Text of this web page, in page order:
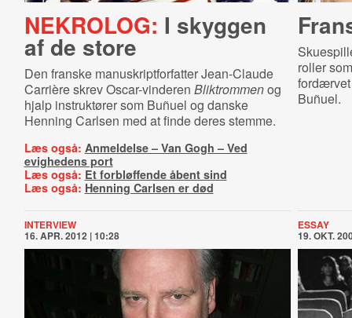
NEKROLOG: I skyggen
af de store
Den franske manuskriptforfatter Jean-Claude
Carrière skrev Oscar-vinderen Bliktrommenog
hjalp instruktører som Buñuel og danske
Henning Carlsen med at finde deres stemme.
Læs også: Anmeldelse – Van Gogh – Ved
evighedens port
Læs også: Et forbløffende åbent sind
Læs også: Henning Carlsen er død
roller
fordærvet
Buñuel.
INTERVIEW
16. APR. 2012 | 10:28
ESSAY
19. OKT.